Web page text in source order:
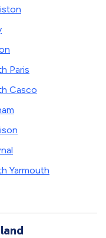
Paris
Casco
Yarmouth